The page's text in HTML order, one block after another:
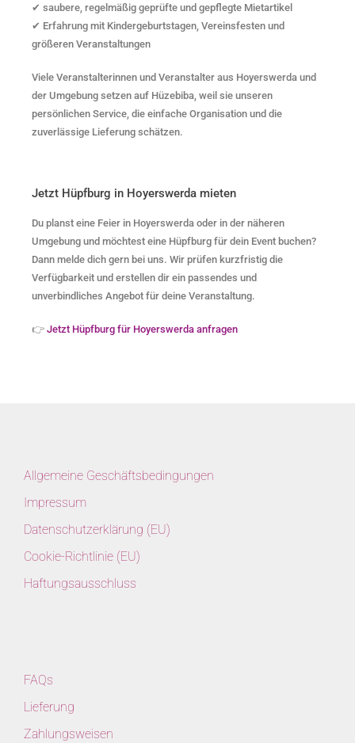
✔ saubere, regelmäßig geprüfte und gepflegte Mietartikel
✔ Erfahrung mit Kindergeburtstagen, Vereinsfesten und
größeren Veranstaltungen
Viele Veranstalterinnen und Veranstalter aus Hoyerswerda und
der Umgebung setzen auf Hüzebiba, weil sie unseren
persönlichen Service, die einfache Organisation und die
zuverlässige Lieferung schätzen.
Jetzt Hüpfburg in Hoyerswerda mieten
Du planst eine Feier in Hoyerswerda oder in der näheren
Umgebung und möchtest eine Hüpfburg für dein Event buchen?
Dann melde dich gern bei uns. Wir prüfen kurzfristig die
Verfügbarkeit und erstellen dir ein passendes und
unverbindliches Angebot für deine Veranstaltung.
👉 Jetzt Hüpfburg für Hoyerswerda anfragen
Allgemeine Geschäftsbedingungen
Impressum
Datenschutzerklärung (EU)
Cookie-Richtlinie (EU)
Haftungsausschluss
FAQs
Lieferung
Zahlungsweisen